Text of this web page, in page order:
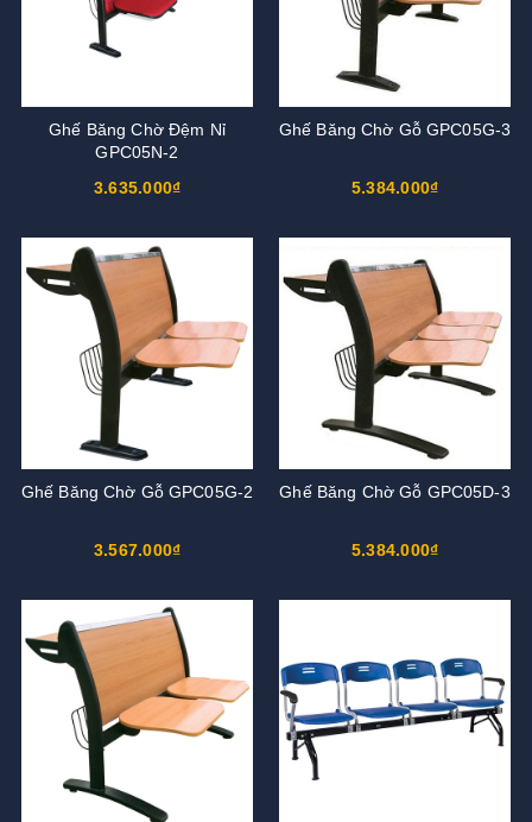
Ghế Băng Chờ Đệm Nỉ
GPC05N-2
3.635.000₫
Ghế Băng Chờ Gỗ GPC05G-3
5.384.000₫
Ghế Băng Chờ Gỗ GPC05G-2
3.567.000₫
Ghế Băng Chờ Gỗ GPC05D-3
5.384.000₫